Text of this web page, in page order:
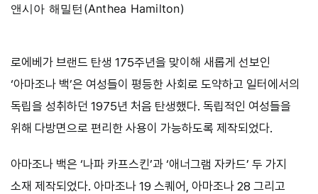
앤시아 해밀턴(Anthea Hamilton)
로에베가 브랜드 탄생 175주년을 맞이해 새롭게 선보인
‘아마조나 백’은 여성들이 평등한 사회로 도약하고 일터에서의
독립을 성취하던 1975년 처음 탄생했다. 독립적인 여성들을
위해 다방면으로 편리한 사용이 가능하도록 제작되었다.
아마조나 백은 ‘나파 카프스킨’과 ‘애너그램 자카드’ 두 가지
소재 제작되었다. 아마조나 19 스퀘어, 아마조나 28 그리고